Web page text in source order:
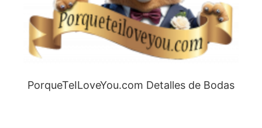
PorqueTeILoveYou.com Detalles de Bodas